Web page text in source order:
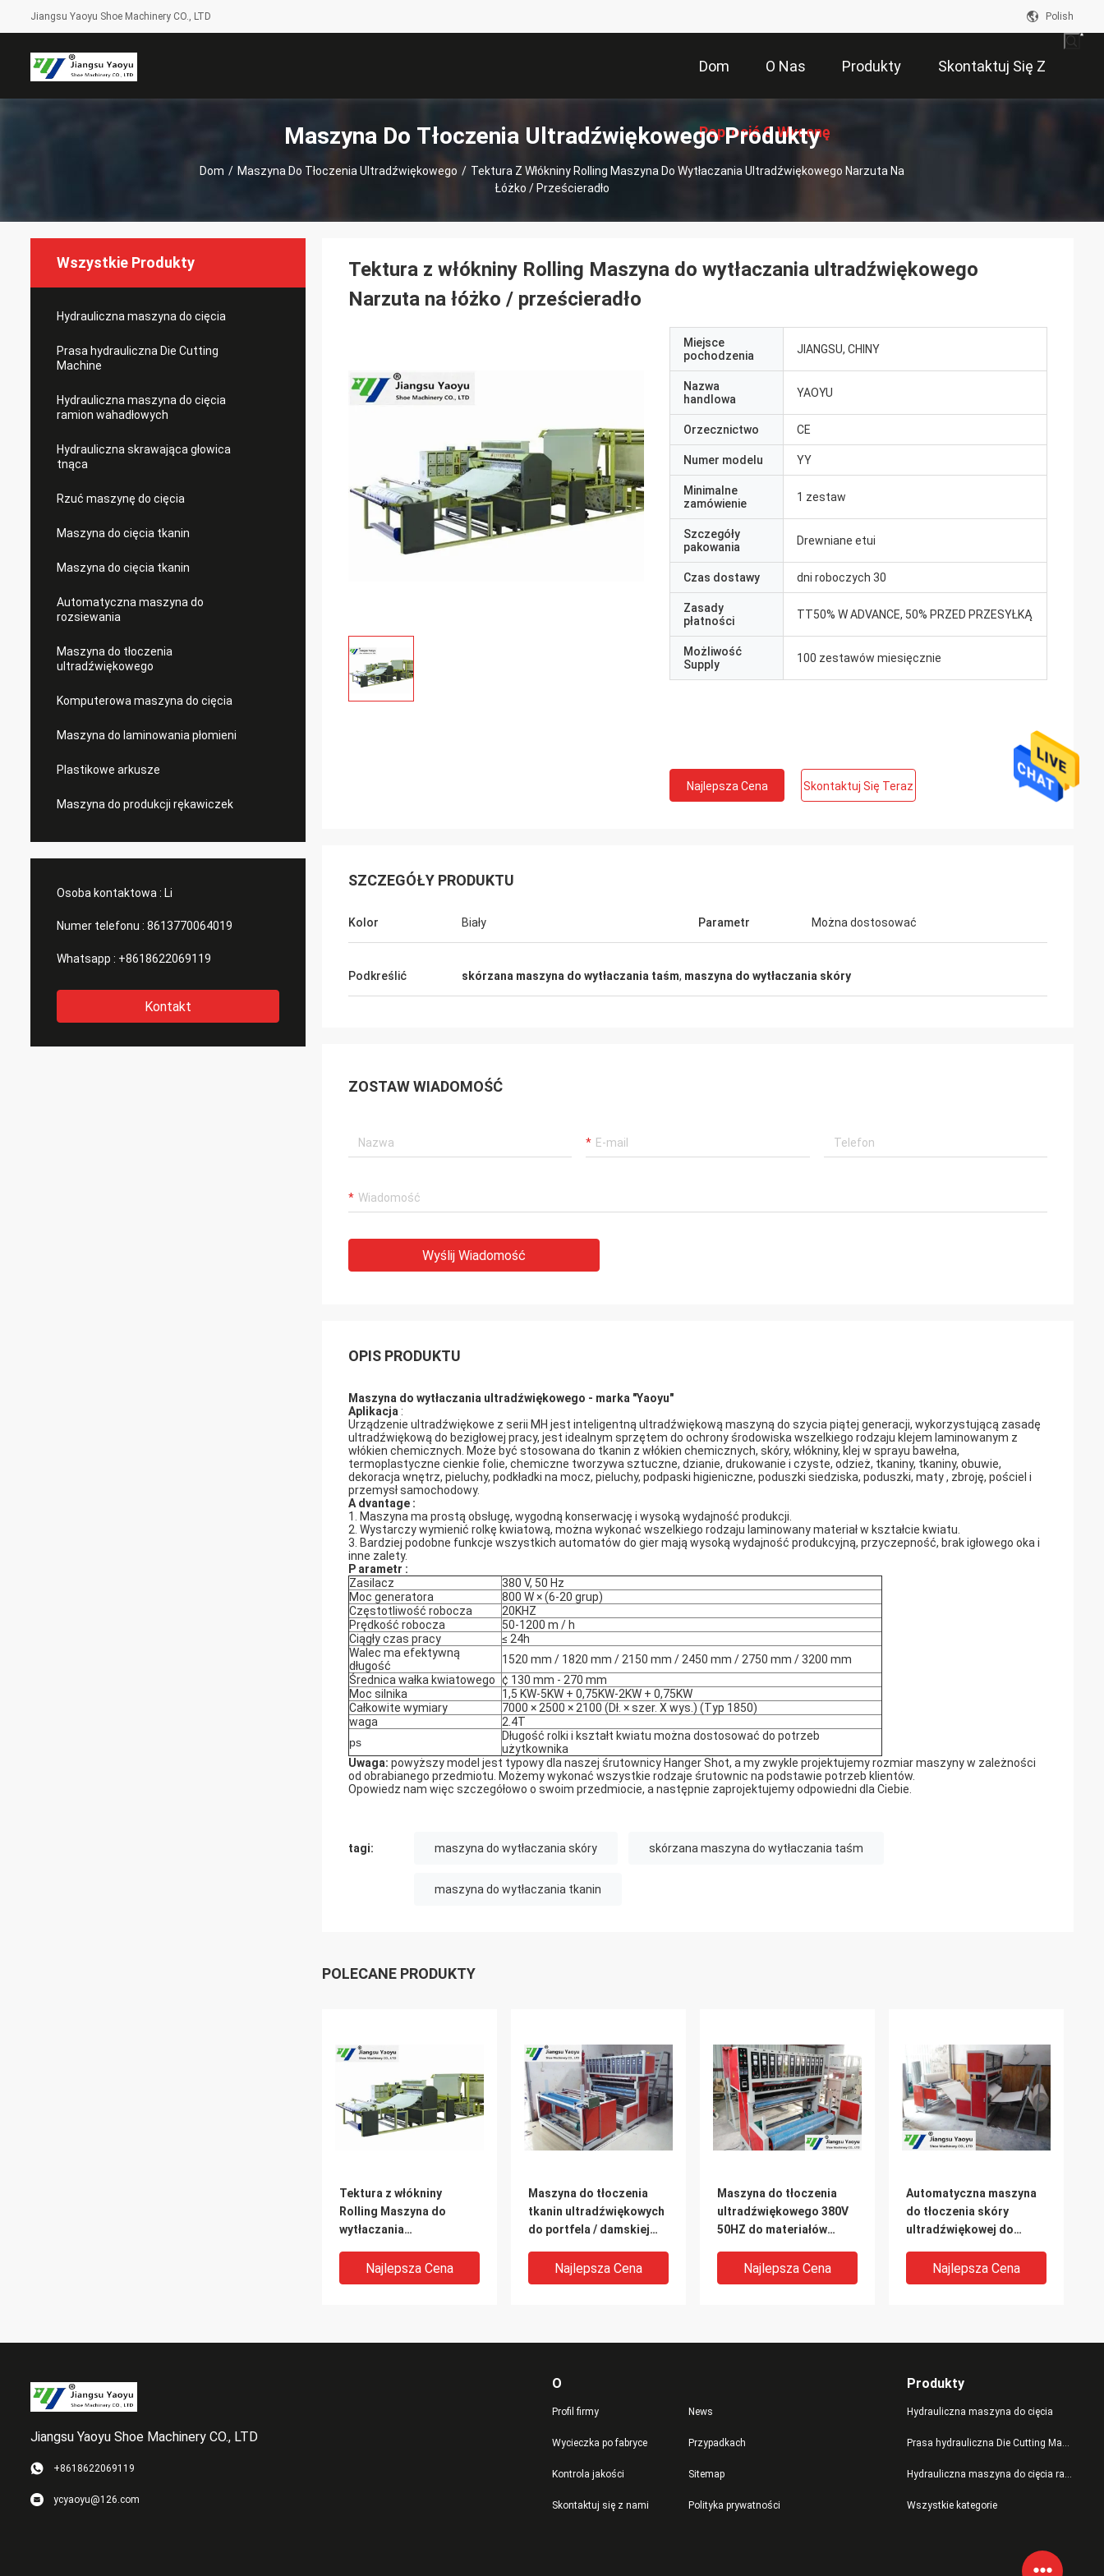
Jiangsu Yaoyu Shoe Machinery CO., LTD Polish
Dom O Nas Produkty Skontaktuj Się Z
Poprosić O Wycenę
Maszyna Do Tłoczenia Ultradźwiękowego Produkty
Dom / Maszyna Do Tłoczenia Ultradźwiękowego / Tektura Z Włókniny Rolling Maszyna Do Wytłaczania Ultradźwiękowego Narzuta Na
Łóżko / Prześcieradło
Wszystkie Produkty
Hydrauliczna maszyna do cięcia
Prasa hydrauliczna Die Cutting
Machine
Hydrauliczna maszyna do cięcia
ramion wahadłowych
Hydrauliczna skrawająca głowica
tnąca
Rzuć maszynę do cięcia
Maszyna do cięcia tkanin
Maszyna do cięcia tkanin
Automatyczna maszyna do
rozsiewania
Maszyna do tłoczenia
ultradźwiękowego
Komputerowa maszyna do cięcia
Maszyna do laminowania płomieni
Plastikowe arkusze
Maszyna do produkcji rękawiczek
Osoba kontaktowa : Li
Numer telefonu : 8613770064019
Whatsapp : +8618622069119
Kontakt
Tektura z włókniny Rolling Maszyna do wytłaczania ultradźwiękowego
Narzuta na łóżko / prześcieradło
Miejsce
pochodzenia
JIANGSU, CHINY
Nazwa
handlowa
YAOYU
Orzecznictwo CE
Numer modelu YY
Minimalne
zamówienie
1 zestaw
Szczegóły
pakowania
Drewniane etui
Czas dostawy dni roboczych 30
Zasady
płatności
TT50% W ADVANCE, 50% PRZED PRZESYŁKĄ
Możliwość
Supply
100 zestawów miesięcznie
Najlepsza Cena Skontaktuj Się Teraz
SZCZEGÓŁY PRODUKTU
Kolor Biały Parametr Można dostosować
Podkreślić skórzana maszyna do wytłaczania taśm, maszyna do wytłaczania skóry
ZOSTAW WIADOMOŚĆ
Wyślij Wiadomość
OPIS PRODUKTU
Maszyna do wytłaczania ultradźwiękowego - marka "Yaoyu"
Aplikacja :
Urządzenie ultradźwiękowe z serii MH jest inteligentną ultradźwiękową maszyną do szycia piątej generacji, wykorzystującą zasadę
ultradźwiękową do bezigłowej pracy, jest idealnym sprzętem do ochrony środowiska wszelkiego rodzaju klejem laminowanym z
włókien chemicznych. Może być stosowana do tkanin z włókien chemicznych, skóry, włókniny, klej w sprayu bawełna,
termoplastyczne cienkie folie, chemiczne tworzywa sztuczne, dzianie, drukowanie i czyste, odzież, tkaniny, tkaniny, obuwie,
dekoracja wnętrz, pieluchy, podkładki na mocz, pieluchy, podpaski higieniczne, poduszki siedziska, poduszki, maty , zbroję, pościel i
przemysł samochodowy.
A dvantage :
1. Maszyna ma prostą obsługę, wygodną konserwację i wysoką wydajność produkcji.
2. Wystarczy wymienić rolkę kwiatową, można wykonać wszelkiego rodzaju laminowany materiał w kształcie kwiatu.
3. Bardziej podobne funkcje wszystkich automatów do gier mają wysoką wydajność produkcyjną, przyczepność, brak igłowego oka i
inne zalety.
P arametr :
Zasilacz
380 V, 50 Hz
Moc generatora
800 W × (6-20 grup)
Częstotliwość robocza
20KHZ
Prędkość robocza
50-1200 m / h
Ciągły czas pracy
≤ 24h
Walec ma efektywną
długość
1520 mm / 1820 mm / 2150 mm / 2450 mm / 2750 mm / 3200 mm
Średnica wałka kwiatowego ¢ 130 mm - 270 mm
Moc silnika
1,5 KW-5KW + 0,75KW-2KW + 0,75KW
Całkowite wymiary
7000 × 2500 × 2100 (Dł. × szer. X wys.) (Typ 1850)
waga
2.4T
ps
Długość rolki i kształt kwiatu można dostosować do potrzeb
użytkownika
Uwaga: powyższy model jest typowy dla naszej śrutownicy Hanger Shot, a my zwykle projektujemy rozmiar maszyny w zależności
od obrabianego przedmiotu. Możemy wykonać wszystkie rodzaje śrutownic na podstawie potrzeb klientów.
Opowiedz nam więc szczegółowo o swoim przedmiocie, a następnie zaprojektujemy odpowiedni dla Ciebie.
tagi: maszyna do wytłaczania skóry skórzana maszyna do wytłaczania taśm
maszyna do wytłaczania tkanin
POLECANE PRODUKTY
Tektura z włókniny
Rolling Maszyna do
wytłaczania
Narzuta na łóżko /
prześcieradło
Najlepsza Cena
Maszyna do tłoczenia
tkanin ultradźwiękowych
do portfela / damskiej
obuwieNajlepsza Cena
Maszyna do tłoczenia
ultradźwiękowego 380V
50HZ do materiałów
trampolina
Najlepsza Cena
Automatyczna maszyna
do tłoczenia skóry
ultradźwiękowej do
Najlepsza Cena
Ultradźwiękowy
Wydajna ultradźwiękowa
Siedzisko Poduszka
do wytłaczania 50-1200m
Jiangsu Yaoyu Shoe Machinery CO., LTD
+8618622069119
ycyaoyu@126.com
O
Profil firmy
Wycieczka po fabryce
Kontrola jakości
Skontaktuj się z nami
News
Przypadkach
Sitemap
Polityka prywatności
Produkty
Hydrauliczna maszyna do cięcia
Prasa hydrauliczna Die Cutting Machine
Hydrauliczna maszyna do cięcia ramion wahadłowych
Wszystkie kategorie